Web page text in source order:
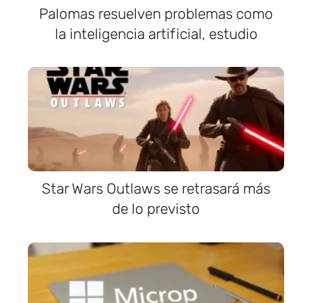
Palomas resuelven problemas como
la inteligencia artificial, estudio
Star Wars Outlaws se retrasará más
de lo previsto